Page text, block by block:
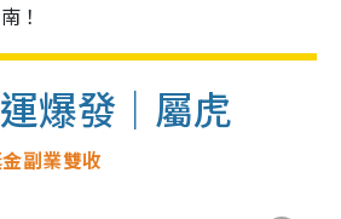
！
爆發｜屬虎
副業雙收